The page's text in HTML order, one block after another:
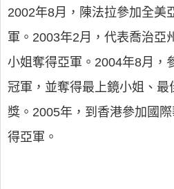
2002年8月，陳法拉參加全美
軍。2003年2月，代表喬治亞
小姐奪得亞軍。2004年8月，
冠軍，並奪得最上鏡小姐、最
獎。2005年，到香港參加國
得亞軍。